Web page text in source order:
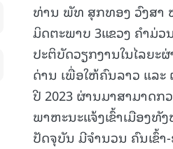
ທ່ານ ພັທ ສຸກທອງ ວົງສາ
ມິດຕະພາບ 3ແຂວງ ຄຳມ່
ປະຕິບັດວຽກງານໃນໄລຍ
ດ່ານ ເພື່ອໃຫ້ຄົນລາວ ແລະ
ປີ 2023 ຜ່ານມາສາມາດກ
ພາຫະນະແຈ້ງເຂົ້າເມືອງທັ
ປັດຈຸບັນ ມີຈຳນວນ ຄົນເຂົ້າ